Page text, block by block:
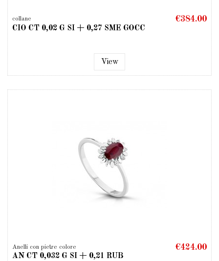
collane
CIO CT 0,02 G SI + 0,27 SME GOCC
€384.00
View
Anelli con pietre colore
AN CT 0,032 G SI + 0,21 RUB
€424.00